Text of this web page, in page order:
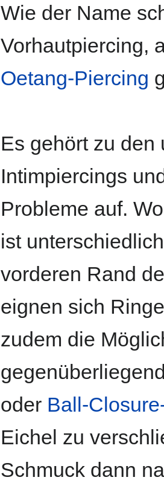
Wie der Name
Vorhautpiercing,
Oetang-Piercing
Es gehört zu den
Intimpiercings
Probleme auf.
ist
vorderen Rand
eignen sich
zudem die
oder Ball-
Eichel zu
Schmuck dann